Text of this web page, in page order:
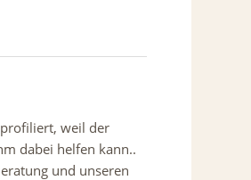
weil der
dabei helfen kann..
und unseren